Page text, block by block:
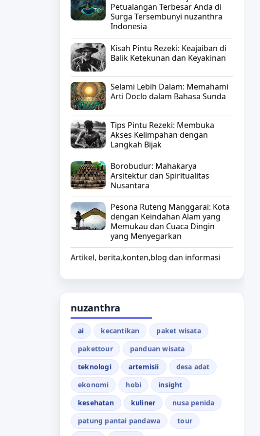
Petualangan Terbesar Anda di
Surga Tersembunyi nuzanthra
Indonesia
Kisah Pintu Rezeki: Keajaiban di
Balik Ketekunan dan Keyakinan
Selami Lebih Dalam: Memahami
Arti Doclo dalam Bahasa Sunda
Tips Pintu Rezeki: Membuka
Akses Kelimpahan dengan
Langkah Bijak
Borobudur: Mahakarya
Arsitektur dan Spiritualitas
Nusantara
Pesona Ruteng Manggarai: Kota
dengan Keindahan Alam yang
Memukau dan Cuaca Dingin
yang Menyegarkan
Artikel, berita,konten,blog dan informasi
nuzanthra
ai kecantikan
paket wisata
pakettour
panduan wisata
teknologi
artemisii
desa adat
ekonomi
hobi
insight
kesehatan
kuliner
nusa penida
patung pantai pandawa
tour